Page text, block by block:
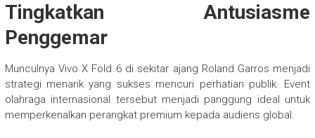
Tingkatkan Antusiasme
Penggemar
Munculnya Vivo X Fold 6 di sekitar ajang Roland Garros menjadi
strategi menarik yang sukses mencuri perhatian publik. Event
olahraga internasional tersebut menjadi panggung ideal untuk
memperkenalkan perangkat premium kepada audiens global.